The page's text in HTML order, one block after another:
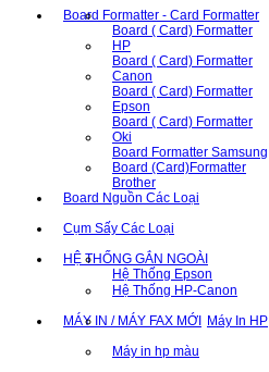
Board Formatter - Card Formatter
Board ( Card) Formatter
HP
Board ( Card) Formatter
Canon
Board ( Card) Formatter
Epson
Board ( Card) Formatter
Oki
Board Formatter Samsung
Board (Card)Formatter
Brother
Board Nguồn Các Loại
Cụm Sấy Các Loại
HỆ THỐNG GẮN NGOÀI
Hệ Thống Epson
Hệ Thống HP-Canon
MÁY IN / MÁY FAX MỚI Máy In HP
Máy in hp màu